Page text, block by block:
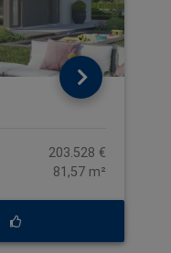
203.528 €
81,57 m²